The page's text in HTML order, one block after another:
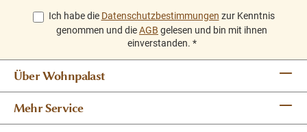
Ich habe die Datenschutzbestimmungen zur Kenntnis
genommen und dieAGB gelesen und bin mit ihnen
einverstanden. *
Über Wohnpalast
Mehr Service